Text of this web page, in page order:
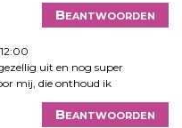
Beantwoorden
uit en nog super
mij, die onthoud ik
Beantwoorden